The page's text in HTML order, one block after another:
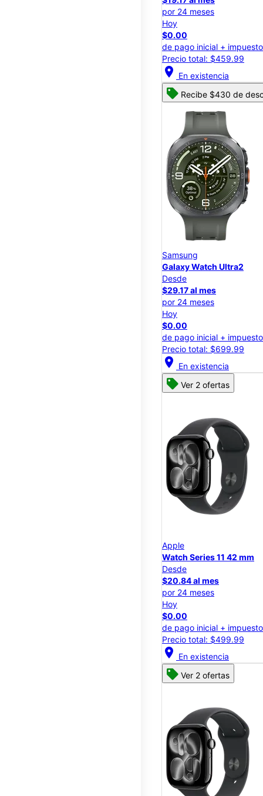
por 24 meses
Hoy
$0.00
de pago inicial +
Precio total: $459.99
location_on En existencia
Recibe $430 de
Samsung
Galaxy Watch Ultra2
Desde
$29.17 al mes
por 24 meses
Hoy
$0.00
de pago inicial +
Precio total: $699.99
location_on En existencia
Ver 2 ofertas
Apple
Watch Series 11 42 mm
Desde
$20.84 al mes
por 24 meses
Hoy
$0.00
de pago inicial +
Precio total: $499.99
location_on En existencia
Ver 2 ofertas